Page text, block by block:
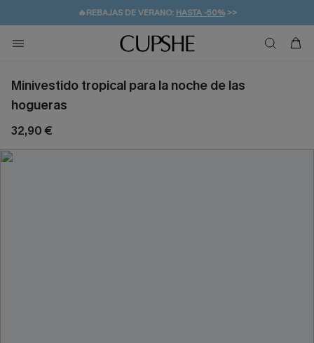
👒PROMOCIÓN DE VERANO:-10% EN 2 VESTIDOS
💌¡SUSCRIBIRSE & GANAR -10% EXTRA!
🚚ENVÍO GRATUITO A PARTIR DE 49 € >>
Minivestido tropical para la noche de las
hogueras
32,90 €